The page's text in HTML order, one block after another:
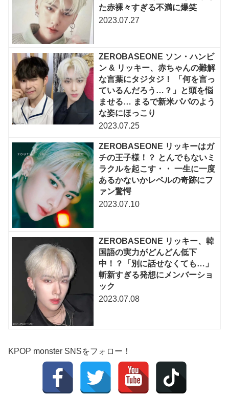
た赤裸々すぎる不満に爆笑
2023.07.27
ZEROBASEONE ソン・ハンビ
ン & リッキー、赤ちゃんの難解
な言葉にタジタジ！ 「何を言っ
ているんだろう…？」と頭を悩
ませる… まるで新米パパのよう
な姿にほっこり
2023.07.25
ZEROBASEONE リッキーはガ
チの王子様！？ とんでもないミ
ラクルを起こす・・ 一生に一度
あるかないかレベルの奇跡にフ
ァン驚愕
2023.07.10
ZEROBASEONE リッキー、韓
国語の実力がどんどん低下
中！？「別に話せなくても…」
斬新すぎる発想にメンバーショ
ック
2023.07.08
KPOP monster SNSをフォロー！